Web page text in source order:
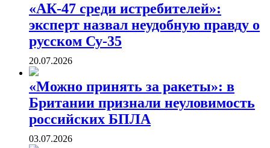
«АК-47 среди истребителей»:
эксперт назвал неудобную правду о
русском Су-35
20.07.2026
«Можно принять за ракеты»: в
Британии признали неуловимость
российских БПЛА
03.07.2026